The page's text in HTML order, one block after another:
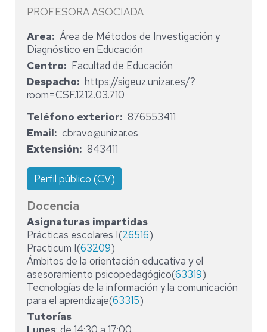
PROFESORA ASOCIADA
Area
Área de Métodos de Investigación y
Diagnóstico en Educación
Centro
Facultad de Educación
Despacho
https://sigeuz.unizar.es/?
room=CSF.1212.03.710
Teléfono exterior
876553411
Email
cbravo@unizar.es
Extensión
843411
Perfil público (CV)
Docencia
Asignaturas impartidas
Prácticas escolares I(26516)
Practicum I(63209)
Ámbitos de la orientación educativa y el
asesoramiento psicopedagógico(63319)
Tecnologías de la información y la comunicación
para el aprendizaje(63315)
Tutorías